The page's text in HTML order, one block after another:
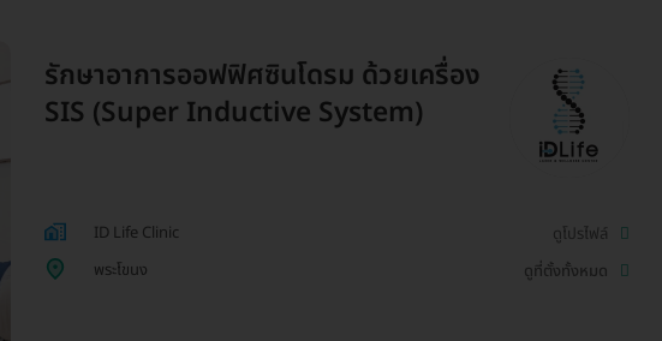
รักษาอาการออฟฟิศซินโดรม ด้วยเครื่อง
SIS (Super Inductive System)
ID Life Clinic
ดูโปรไฟล์
พระโขนง
ดูที่ตั้งทั้งหมด